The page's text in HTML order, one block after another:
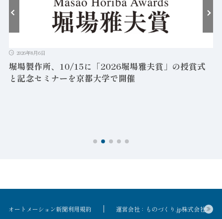
2026年8月6日
堀場製作所、10/15に「2026堀場雅夫賞」の授賞式
と記念セミナーを京都大学で開催
オートメーション新聞利用規約 運営会社：ものづくり.jp株式会社